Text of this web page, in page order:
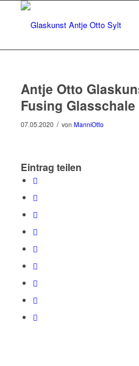
Antje Otto
Fusing Glasschale
07.05.2020 / von ManniOtto
Eintrag teilen